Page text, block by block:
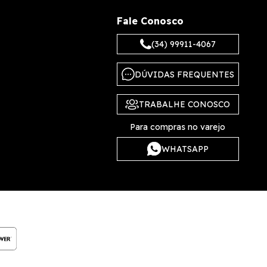
Fale Conosco
(34) 99911-4067
DÚVIDAS FREQUENTES
TRABALHE CONOSCO
Para compras no varejo
WHATSAPP